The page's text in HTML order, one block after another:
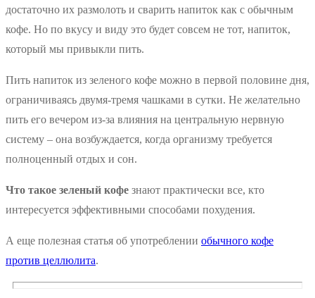
достаточно их размолоть и сварить напиток как с обычным
кофе. Но по вкусу и виду это будет совсем не тот, напиток,
который мы привыкли пить.
Пить напиток из зеленого кофе можно в первой половине дня,
ограничиваясь двумя-тремя чашками в сутки. Не желательно
пить его вечером из-за влияния на центральную нервную
систему – она возбуждается, когда организму требуется
полноценный отдых и сон.
Что такое зеленый кофе знают практически все, кто
интересуется эффективными способами похудения.
А еще полезная статья об употреблении обычного кофе
против целлюлита.